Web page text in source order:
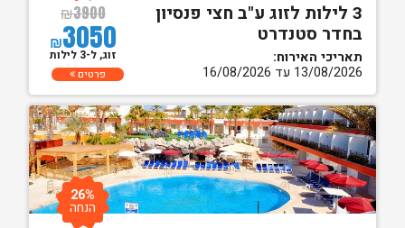
3 לילות לזוג ע"ב חצי פנסיון
בחדר סטנדרט
תאריכי האירוח:
13/08/2026 עד 16/08/2026
₪3900
₪3050
זוג, ל-3 לילות
פרטים
26%
הנחה